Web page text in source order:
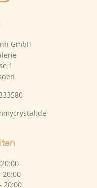
GmbH
1
20:00
20:00